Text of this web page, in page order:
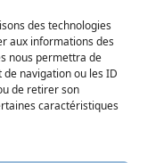
des technologies
aux informations des
nous permettra de
navigation ou les ID
de retirer son
caractéristiques